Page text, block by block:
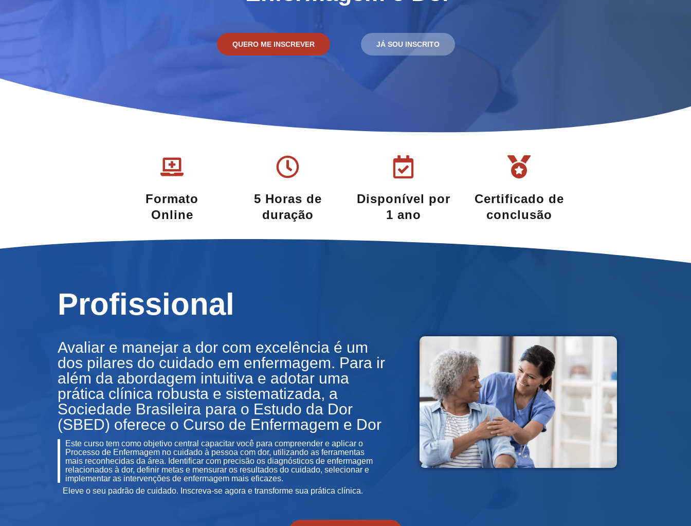
QUERO ME INSCREVER JÁ SOU INSCRITO
Formato
Online
5 Horas de
duração
Disponível por
1 ano
Certificado de
conclusão
Profissional
Avaliar e manejar a dor com excelência é um
dos pilares do cuidado em enfermagem. Para ir
além da abordagem intuitiva e adotar uma
prática clínica robusta e sistematizada, a
Sociedade Brasileira para o Estudo da Dor
(SBED) oferece o Curso de Enfermagem e Dor
Este curso tem como objetivo central capacitar você para compreender e aplicar o
Processo de Enfermagem no cuidado à pessoa com dor, utilizando as ferramentas
mais reconhecidas da área. Identificar com precisão os diagnósticos de enfermagem
relacionados à dor, definir metas e mensurar os resultados do cuidado, selecionar e
implementar as intervenções de enfermagem mais eficazes.
Eleve o seu padrão de cuidado. Inscreva-se agora e transforme sua prática clínica.